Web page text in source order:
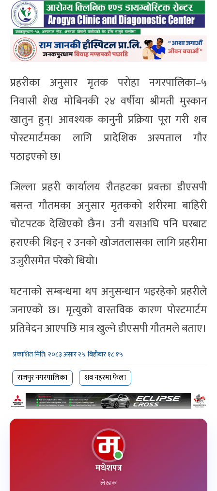
प्रहरीका अनुसार मृतक परोहा नगरपालिका–५
निवासी शेख मोबिनकी २४ वर्षीया श्रीमती मुस्कान
खातुन हुन्। आवश्यक कानुनी प्रक्रिया पूरा गरी शव
पोस्टमार्टमका लागि प्रादेशिक अस्पताल गौर
पठाइएको छ।
जिल्ला प्रहरी कार्यालय रौतहटका प्रवक्ता डीएसपी
बसन्त गौतमका अनुसार मृतकको शरीरमा बाहिरी
चोटपटक देखिएको छैन। उनी यसअघि पनि घरबाट
हराएकी थिइन् र उनको खोजतलासका लागि प्रहरीमा
उजुरीसमेत परेको थियो।
घटनाको सम्बन्धमा थप अनुसन्धान भइरहेको प्रहरीले
जनाएको छ। मृत्युको वास्तविक कारण पोस्टमार्टम
प्रतिवेदन आएपछि मात्र खुल्ने डीएसपी गौतमले बताए।
प्रकाशित मिति: २०८३ असार २५, बिहीबार १८:१५
राजपुर नगरपालिका शव नहरमा फेला
मधेशपत्र
लेखक